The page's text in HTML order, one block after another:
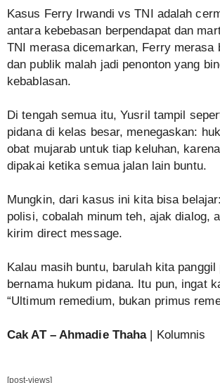
Kasus Ferry Irwandi vs TNI adalah
antara kebebasan berpendapat dan
TNI merasa dicemarkan, Ferry merasa
dan publik malah jadi penonton yang
kebablasan.
Di tengah semua itu, Yusril tampil
pidana di kelas besar, menegaskan:
obat mujarab untuk tiap keluhan,
dipakai ketika semua jalan lain buntu.
Mungkin, dari kasus ini kita bisa
polisi, cobalah minum teh, ajak dialog,
kirim direct message.
Kalau masih buntu, barulah kita panggil
bernama hukum pidana. Itu pun, ingat
“Ultimum remedium, bukan primus
Cak AT – Ahmadie Thaha| Kolumnis
[post-views]